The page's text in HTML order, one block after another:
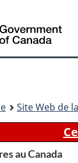
Site Web de
au Canada